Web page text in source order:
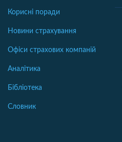
Корисні поради
Новини страхування
Офіси страхових компаній
Аналітика
Бібліотека
Словник